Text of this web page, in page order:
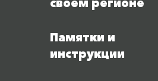
своем регионе
Памятки и
инструкции